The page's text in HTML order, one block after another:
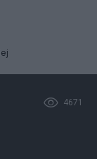
4671